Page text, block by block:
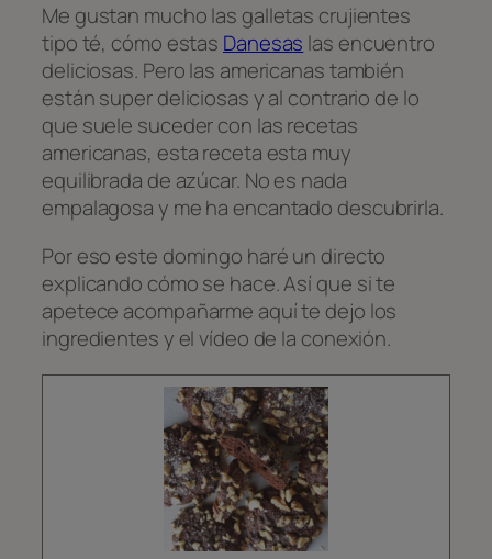
Me gustan mucho las galletas crujientes
tipo té, cómo estas Danesas las encuentro
deliciosas. Pero las americanas también
están super deliciosas y al contrario de lo
que suele suceder con las recetas
americanas, esta receta esta muy
equilibrada de azúcar. No es nada
empalagosa y me ha encantado descubrirla.
Por eso este domingo haré un directo
explicando cómo se hace. Así que si te
apetece acompañarme aquí te dejo los
ingredientes y el vídeo de la conexión.